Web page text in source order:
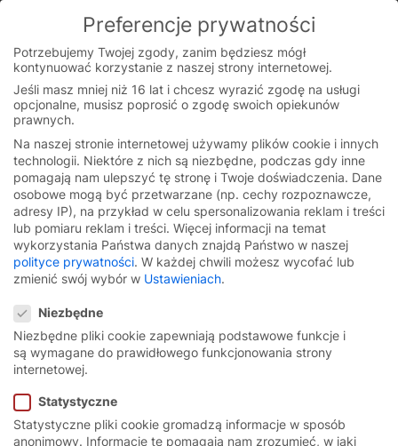
You are currently on the Polish website.
Switch to the English version.
Continue
Skip
content
Strona główna/Produkty/ Dobierz produkt
Znajdź odpowiedni
produkt za pomocą kilku
kliknięć
Dobierz produkt
Krok 1
Preferencje prywatności
Potrzebujemy Twojej zgody, zanim będziesz mógł
kontynuować korzystanie z naszej strony internetowej.
Jeśli masz mniej niż 16 lat i chcesz wyrazić zgodę na usługi
opcjonalne, musisz poprosić o zgodę swoich opiekunów
prawnych.
Na naszej stronie internetowej używamy plików cookie i innych
technologii. Niektóre z nich są niezbędne, podczas gdy inne
pomagają nam ulepszyć tę stronę i Twoje doświadczenia. Dane
osobowe mogą być przetwarzane (np. cechy rozpoznawcze,
adresy IP), na przykład w celu spersonalizowania reklam i treści
lub pomiaru reklam i treści. Więcej informacji na temat
wykorzystania Państwa danych znajdą Państwo w naszej
polityce prywatności. W każdej chwili możesz wycofać lub
zmienić swój wybór w Ustawieniach.
Niezbędne
Niezbędne pliki cookie zapewniają podstawowe funkcje i
są wymagane do prawidłowego funkcjonowania strony
internetowej.
Statystyczne
Statystyczne pliki cookie gromadzą informacje w sposób
anonimowy. Informacje te pomagają nam zrozumieć, w jaki